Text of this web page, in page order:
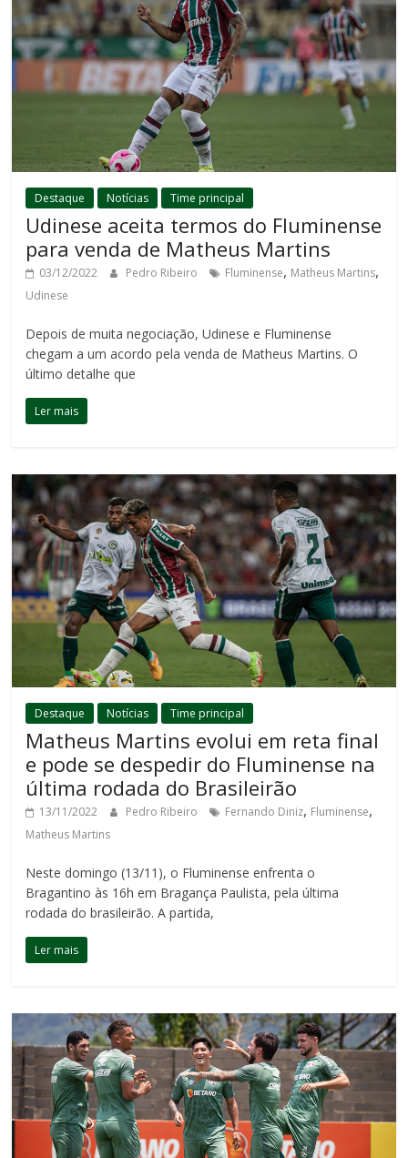
Destaque Notícias Time principal
Udinese aceita termos do Fluminense
para venda de Matheus Martins
03/12/2022 Pedro Ribeiro Fluminense, Matheus Martins,
Udinese
Depois de muita negociação, Udinese e Fluminense
chegam a um acordo pela venda de Matheus Martins. O
último detalhe que
Ler mais
Destaque Notícias Time principal
Matheus Martins evolui em reta final
e pode se despedir do Fluminense na
última rodada do Brasileirão
13/11/2022 Pedro Ribeiro Fernando Diniz, Fluminense,
Matheus Martins
Neste domingo (13/11), o Fluminense enfrenta o
Bragantino às 16h em Bragança Paulista, pela última
rodada do brasileirão. A partida,
Ler mais